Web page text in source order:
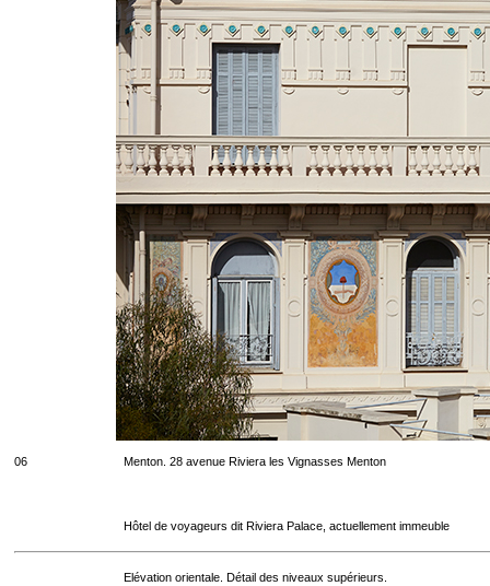
06 Menton. 28 avenue Riviera les Vignasses Menton
Hôtel de voyageurs dit Riviera Palace, actuellement immeuble
Elévation orientale. Détail des niveaux supérieurs.